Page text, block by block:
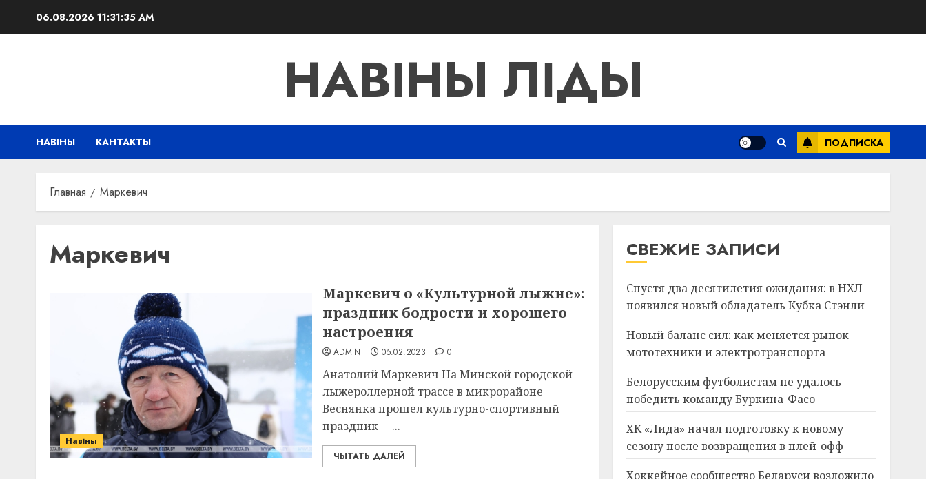
06.08.2026 11:31:35 AM
НАВІНЫ ЛІДЫ
НАВІНЫ КАНТАКТЫ ПОДПИСКА
Главная Маркевич
Маркевич
Навіны
Маркевич о «Культурной лыжне»:
праздник бодрости и хорошего
настроения
ADMIN 05.02.2023 0
Анатолий Маркевич На Минской городской
лыжероллерной трассе в микрорайоне
Веснянка прошел культурно-спортивный
праздник —...
ЧЫТАТЬ ДАЛЕЙ
СВЕЖИЕ ЗАПИСИ
Спустя два десятилетия ожидания: в НХЛ
появился новый обладатель Кубка Стэнли
Новый баланс сил: как меняется рынок
мототехники и электротранспорта
Белорусским футболистам не удалось
победить команду Буркина-Фасо
ХК «Лида» начал подготовку к новому
сезону после возвращения в плей-офф
Хоккейное сообщество Беларуси возложило